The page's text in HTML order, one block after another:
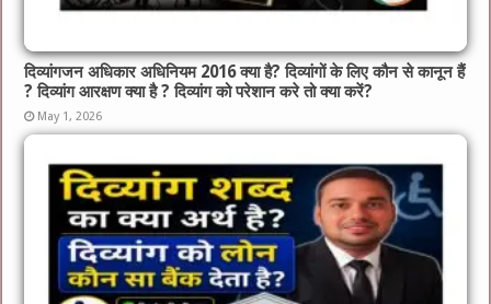
दिव्यांगजन अधिकार अधिनियम 2016 क्या है? दिव्यांगों के लिए कौन से कानून हैं
? दिव्यांग आरक्षण क्या है ? दिव्यांग को परेशान करे तो क्या करें?
May 1, 2026